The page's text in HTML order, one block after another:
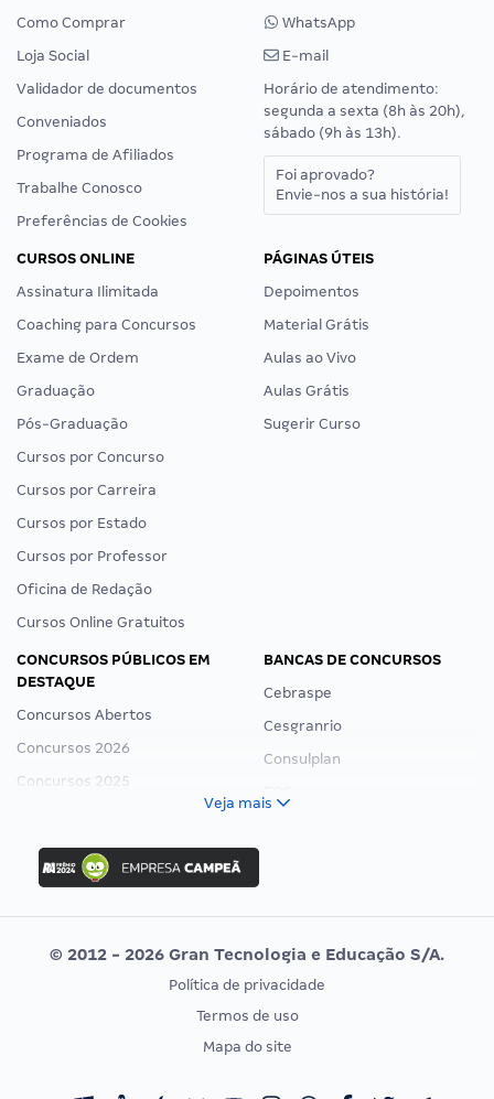
Como Comprar
Loja Social
Validador de documentos
Conveniados
Programa de Afiliados
Trabalhe Conosco
Preferências de Cookies
WhatsApp
E-mail
Horário de atendimento:
segunda a sexta (8h às 20h),
sábado (9h às 13h).
Foi aprovado?
Envie-nos a sua história!
CURSOS ONLINE
Assinatura Ilimitada
Coaching para Concursos
Exame de Ordem
Graduação
Pós-Graduação
Cursos por Concurso
Cursos por Carreira
Cursos por Estado
Cursos por Professor
Oficina de Redação
Cursos Online Gratuitos
PÁGINAS ÚTEIS
Depoimentos
Material Grátis
Aulas ao Vivo
Aulas Grátis
Sugerir Curso
CONCURSOS PÚBLICOS EM
DESTAQUE
Concursos Abertos
Concursos 2026
Concursos 2025
Concurso Ibama
Concurso MPU
Editais publicados
BANCAS DE CONCURSOS
Cebraspe
Cesgranrio
Consulplan
Vunesp
CONCURSOS POR PROFISSÃO
Concursos Fiscais
EXAME DE ORDEM
Calendário OAB
Veja mais
© 2012 - 2026 Gran Tecnologia e Educação S/A.
Política de privacidade
Termos de uso
Mapa do site